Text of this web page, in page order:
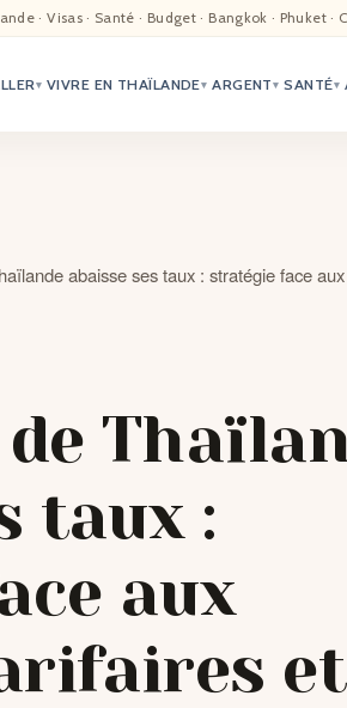
· Visas · Santé · Budget · Bangkok · Phuket ·
▾ VIVRE EN THAÏLANDE▾ ARGENT ▾ SANTÉ▾
abaisse ses taux : stratégie face
taux :
aux
et